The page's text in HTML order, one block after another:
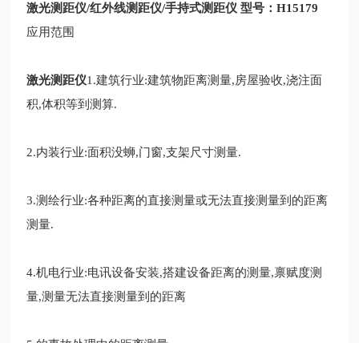
激光测距仪/红外线测距仪/手持式测距仪 型号：H15179
应用范围
激光测距仪1.建筑行业:建筑物距离测量,房屋验收,浇注面
积,体积等到测算.
2.内装行业:面积没蛳,门窗,支架尺寸测量.
3.测绘行业:各种距离的直接测量或无法直接测量到的距离
测量.
4.机电行业:电讯设备安装,搭建设备距离的测量,禀赋度测
量,测量无法直接测量到的距离